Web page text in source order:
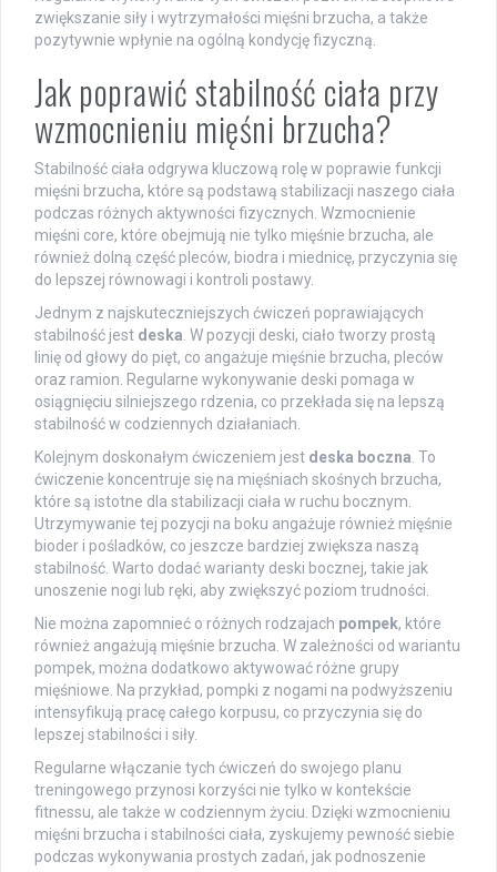
zwiększanie siły i wytrzymałości mięśni brzucha, a także
pozytywnie wpłynie na ogólną kondycję fizyczną.
Jak poprawić stabilność ciała przy
wzmocnieniu mięśni brzucha?
Stabilność ciała odgrywa kluczową rolę w poprawie funkcji
mięśni brzucha, które są podstawą stabilizacji naszego ciała
podczas różnych aktywności fizycznych. Wzmocnienie
mięśni core, które obejmują nie tylko mięśnie brzucha, ale
również dolną część pleców, biodra i miednicę, przyczynia się
do lepszej równowagi i kontroli postawy.
Jednym z najskuteczniejszych ćwiczeń poprawiających
stabilność jest deska . W pozycji deski, ciało tworzy prostą
linię od głowy do pięt, co angażuje mięśnie brzucha, pleców
oraz ramion. Regularne wykonywanie deski pomaga w
osiągnięciu silniejszego rdzenia, co przekłada się na lepszą
stabilność w codziennych działaniach.
Kolejnym doskonałym ćwiczeniem jest deska boczna . To
ćwiczenie koncentruje się na mięśniach skośnych brzucha,
które są istotne dla stabilizacji ciała w ruchu bocznym.
Utrzymywanie tej pozycji na boku angażuje również mięśnie
bioder i pośladków, co jeszcze bardziej zwiększa naszą
stabilność. Warto dodać warianty deski bocznej, takie jak
unoszenie nogi lub ręki, aby zwiększyć poziom trudności.
Nie można zapomnieć o różnych rodzajach pompek, które
również angażują mięśnie brzucha. W zależności od wariantu
pompek, można dodatkowo aktywować różne grupy
mięśniowe. Na przykład, pompki z nogami na podwyższeniu
intensyfikują pracę całego korpusu, co przyczynia się do
lepszej stabilności i siły.
Regularne włączanie tych ćwiczeń do swojego planu
treningowego przynosi korzyści nie tylko w kontekście
fitnessu, ale także w codziennym życiu. Dzięki wzmocnieniu
mięśni brzucha i stabilności ciała, zyskujemy pewność siebie
podczas wykonywania prostych zadań, jak podnoszenie